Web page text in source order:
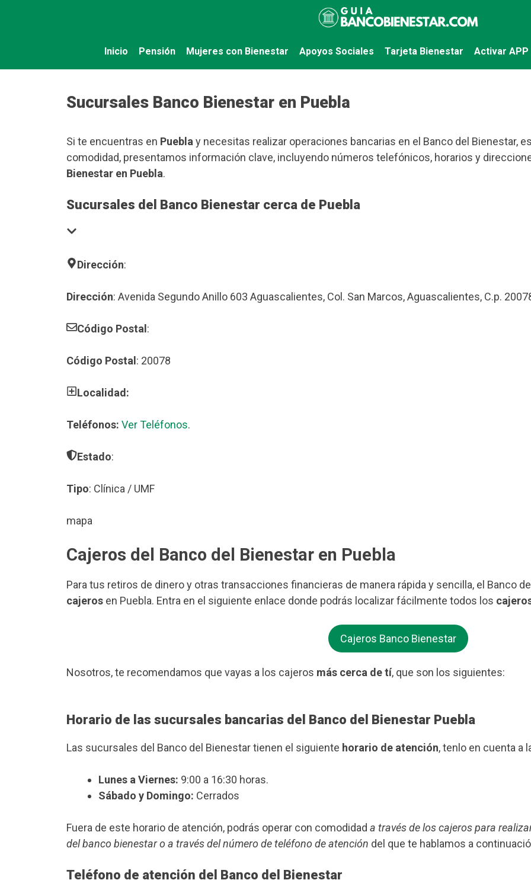
Inicio Pensión Mujeres con Bienestar Apoyos Sociales Tarjeta Bienestar Activar APP
Sucursales Banco Bienestar en Puebla
Si te encuentras en Puebla y necesitas realizar operaciones bancarias en el Banco del Bienestar,
comodidad, presentamos información clave, incluyendo números telefónicos, horarios y
Bienestar en Puebla.
Sucursales del Banco Bienestar cerca de Puebla
Dirección:
Dirección: Avenida Segundo Anillo 603 Aguascalientes, Col. San Marcos, Aguascalientes, C.p.
Código Postal :
Código Postal : 20078
Localidad:
Teléfonos: Ver Teléfonos.
Estado:
Tipo: Clínica / UMF
mapa
Cajeros del Banco del Bienestar en Puebla
Para tus retiros de dinero y otras transacciones financieras de manera rápida y sencilla, el Banco
cajeros en Puebla. Entra en el siguiente enlace donde podrás localizar fácilmente todos los
Cajeros Banco Bienestar
Nosotros, te recomendamos que vayas a los cajeros más cerca de tí, que son los siguientes:
Horario de las sucursales bancarias del Banco del Bienestar Puebla
Las sucursales del Banco del Bienestar tienen el siguiente horario de atención, tenlo en cuenta a
Lunes a Viernes: 9:00 a 16:30 horas.
Sábado y Domingo: Cerrados
Fuera de este horario de atención, podrás operar con comodidad a través de los cajeros para
del banco bienestar o a través del número de teléfono de atención del que te hablamos a
Teléfono de atención del Banco del Bienestar